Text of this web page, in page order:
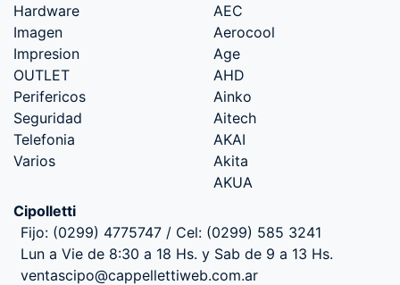
Hardware
Imagen
Impresion
OUTLET
Perifericos
Seguridad
Telefonia
Varios
AEC
Aerocool
Age
AHD
Ainko
Aitech
AKAI
Akita
AKUA
Cipolletti
Fijo: (0299) 4775747 / Cel: (0299) 585 3241
Lun a Vie de 8:30 a 18 Hs. y Sab de 9 a 13 Hs.
ventascipo@cappellettiweb.com.ar